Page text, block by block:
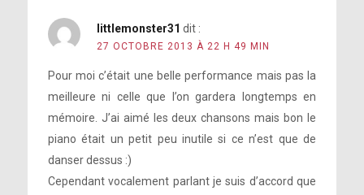
littlemonster31 dit :
27 OCTOBRE 2013 À 22 H 49 MIN
Pour moi c’était une belle performance mais pas la
meilleure ni celle que l’on gardera longtemps en
mémoire. J’ai aimé les deux chansons mais bon le
piano était un petit peu inutile si ce n’est que de
danser dessus :)
Cependant vocalement parlant je suis d’accord que